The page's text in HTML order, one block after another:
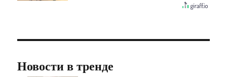
Новости в тренде